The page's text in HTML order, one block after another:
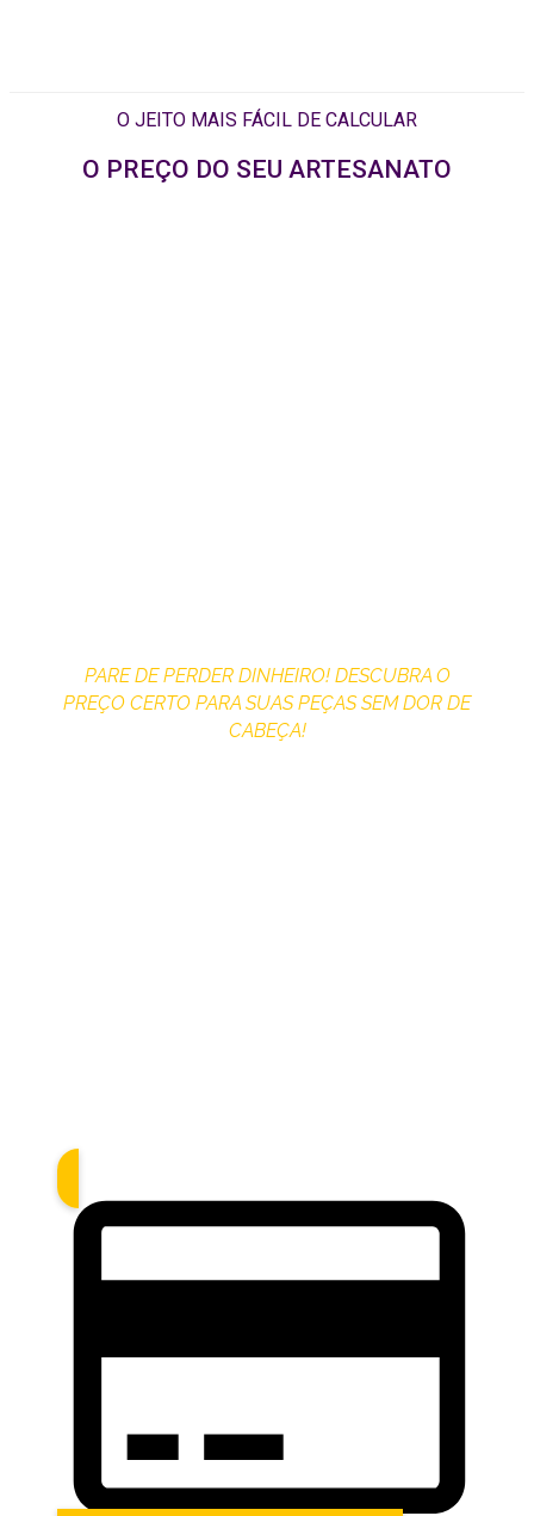
O JEITO MAIS FÁCIL DE CALCULAR
O PREÇO DO SEU ARTESANATO
PARE DE PERDER DINHEIRO! DESCUBRA O
PREÇO CERTO PARA SUAS PEÇAS SEM DOR DE
CABEÇA!